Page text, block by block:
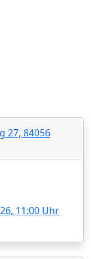
27, 84056
11:00 Uhr